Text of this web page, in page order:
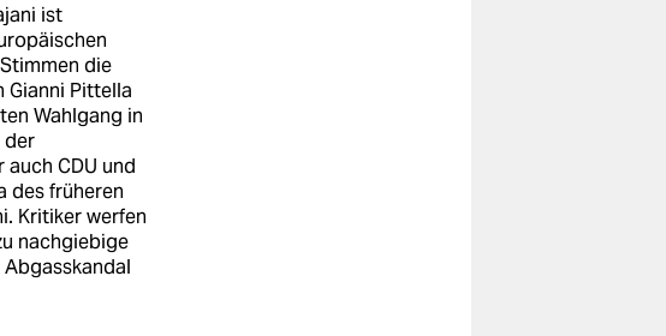
ist
die
Gianni Pittella
Wahlgang in
der
CDU und
des früheren
Kritiker werfen
nachgiebige